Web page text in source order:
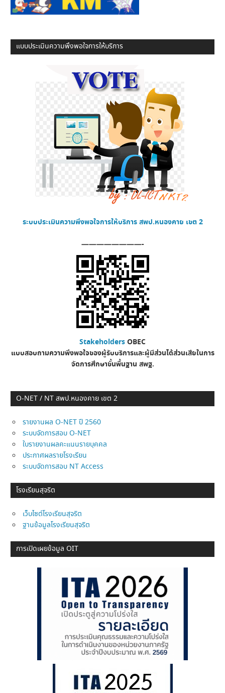
แบบประเมินความพึงพอใจการให้บริการ
ระบบประเมินความพึงพอใจการให้บริการสพป.หนองคาย เขต 2
————————-
StakeholdersOBEC
แบบสอบถามความพึงพอใจของผู้รับบริการและผู้มีส่วนได้ส่วนเสียในการ
จัดการศึกษาขั้นพื้นฐาน สพฐ.
O-NET / NT สพป.หนองคาย เขต 2
รายงานผล O-NET ปี 2560
ระบบจัดการสอบ O-NET
ใบรายงานผลคะแนนรายบุคคล
ประกาศผลรายโรงเรียน
ระบบจัดการสอบ NT Access
โรงเรียนสุจริต
เว็บไซต์โรงเรียนสุจริต
ฐานข้อมูลโรงเรียนสุจริต
การเปิดเผยข้อมูล OIT